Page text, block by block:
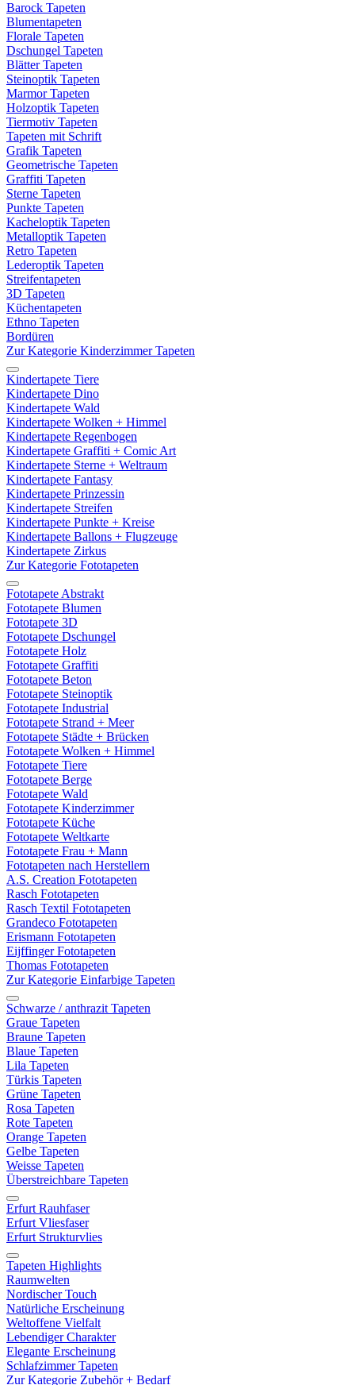
Barock Tapeten
Blumentapeten
Florale Tapeten
Dschungel Tapeten
Blätter Tapeten
Steinoptik Tapeten
Marmor Tapeten
Holzoptik Tapeten
Tiermotiv Tapeten
Tapeten mit Schrift
Grafik Tapeten
Geometrische Tapeten
Graffiti Tapeten
Sterne Tapeten
Punkte Tapeten
Kacheloptik Tapeten
Metalloptik Tapeten
Retro Tapeten
Lederoptik Tapeten
Streifentapeten
3D Tapeten
Küchentapeten
Ethno Tapeten
Bordüren
Zur Kategorie Kinderzimmer Tapeten
Kindertapete Tiere
Kindertapete Dino
Kindertapete Wald
Kindertapete Wolken + Himmel
Kindertapete Regenbogen
Kindertapete Graffiti + Comic Art
Kindertapete Sterne + Weltraum
Kindertapete Fantasy
Kindertapete Prinzessin
Kindertapete Streifen
Kindertapete Punkte + Kreise
Kindertapete Ballons + Flugzeuge
Kindertapete Zirkus
Zur Kategorie Fototapeten
Fototapete Abstrakt
Fototapete Blumen
Fototapete 3D
Fototapete Dschungel
Fototapete Holz
Fototapete Graffiti
Fototapete Beton
Fototapete Steinoptik
Fototapete Industrial
Fototapete Strand + Meer
Fototapete Städte + Brücken
Fototapete Wolken + Himmel
Fototapete Tiere
Fototapete Berge
Fototapete Wald
Fototapete Kinderzimmer
Fototapete Küche
Fototapete Weltkarte
Fototapete Frau + Mann
Fototapeten nach Herstellern
A.S. Creation Fototapeten
Rasch Fototapeten
Rasch Textil Fototapeten
Grandeco Fototapeten
Erismann Fototapeten
Eijffinger Fototapeten
Thomas Fototapeten
Zur Kategorie Einfarbige Tapeten
Schwarze / anthrazit Tapeten
Graue Tapeten
Braune Tapeten
Blaue Tapeten
Lila Tapeten
Türkis Tapeten
Grüne Tapeten
Rosa Tapeten
Rote Tapeten
Orange Tapeten
Gelbe Tapeten
Weisse Tapeten
Überstreichbare Tapeten
Erfurt Rauhfaser
Erfurt Vliesfaser
Erfurt Strukturvlies
Tapeten Highlights
Raumwelten
Nordischer Touch
Natürliche Erscheinung
Weltoffene Vielfalt
Lebendiger Charakter
Elegante Erscheinung
Schlafzimmer Tapeten
Zur Kategorie Zubehör + Bedarf